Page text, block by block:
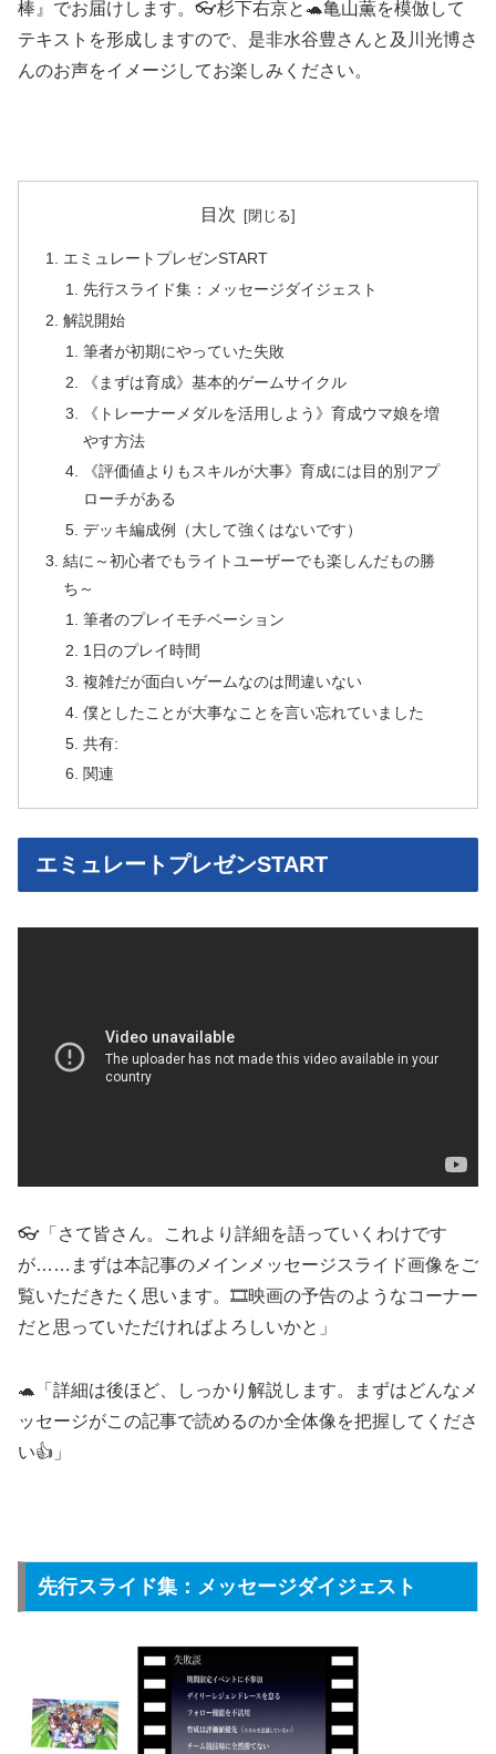
棒』でお届けします。👓杉下右京と🐢亀山薫を模倣して
テキストを形成しますので、是非水谷豊さんと及川光博さ
んのお声をイメージしてお楽しみください。
目次
エミュレートプレゼンSTART
先行スライド集：メッセージダイジェスト
解説開始
筆者が初期にやっていた失敗
《まずは育成》基本的ゲームサイクル
《トレーナーメダルを活用しよう》育成ウマ娘を増
やす方法
《評価値よりもスキルが大事》育成には目的別アプ
ローチがある
デッキ編成例（大して強くはないです）
結に～初心者でもライトユーザーでも楽しんだもの勝
ち～
筆者のプレイモチベーション
1日のプレイ時間
複雑だが面白いゲームなのは間違いない
僕としたことが大事なことを言い忘れていました
共有:
関連
エミュレートプレゼンSTART
👓「さて皆さん。これより詳細を語っていくわけです
が……まずは本記事のメインメッセージスライド画像をご
覧いただきたく思います。🎞️映画の予告のようなコーナー
だと思っていただければよろしいかと」
🐢「詳細は後ほど、しっかり解説します。まずはどんなメ
ッセージがこの記事で読めるのか全体像を把握してくださ
い👍」
先行スライド集：メッセージダイジェスト